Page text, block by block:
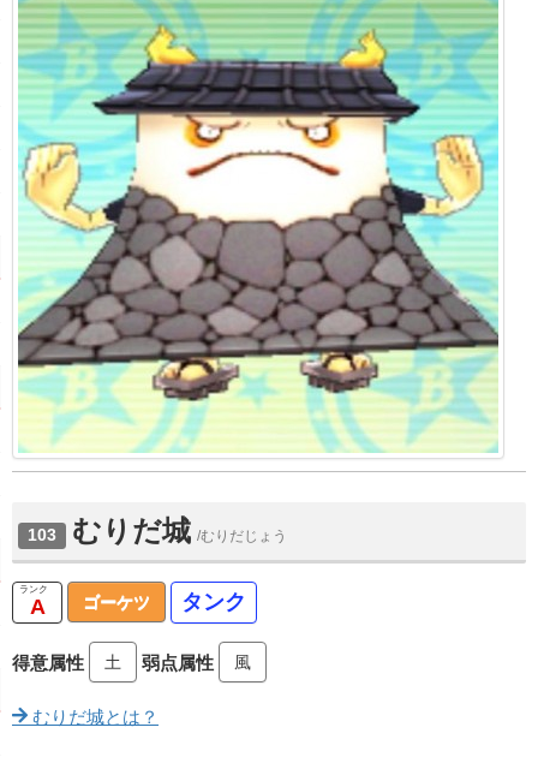
103 むりだ城 /むりだじょう
A ゴーケツ タンク
得意属性 土 弱点属性 風
むりだ城とは？